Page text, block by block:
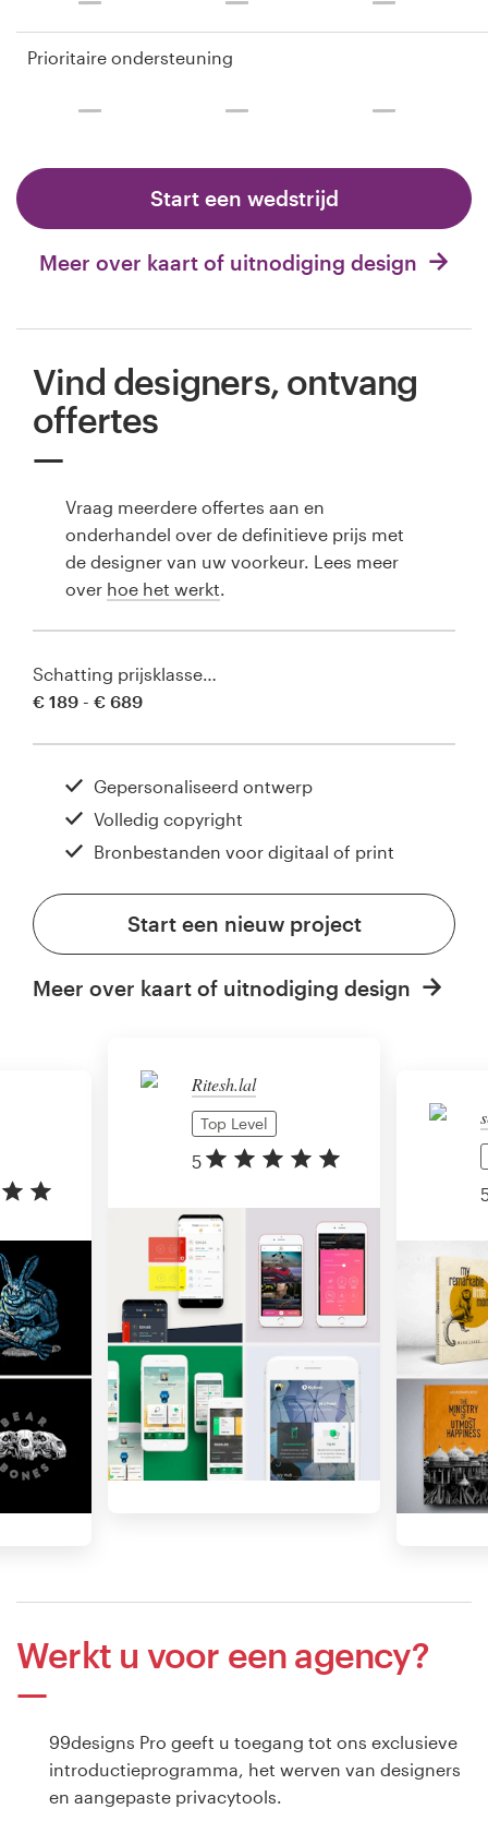
Prioritaire ondersteuning
Start een wedstrijd
Meer over kaart of uitnodiging design
Ritesh.lal
Top Level
5
Vind designers, ontvang
offertes
Vraag meerdere offertes aan en
onderhandel over de definitieve prijs met
de designer van uw voorkeur. Lees meer
over hoe het werkt
Schatting prijsklasse…
€ 189 - € 689
Gepersonaliseerd ontwerp
Volledig copyright
Bronbestanden voor digitaal of print
Start een nieuw project
Meer over kaart of uitnodiging design
Werkt u voor een agency?
99designs Pro geeft u toegang tot ons exclusieve
introductieprogramma, het werven van designers
en aangepaste privacytools.